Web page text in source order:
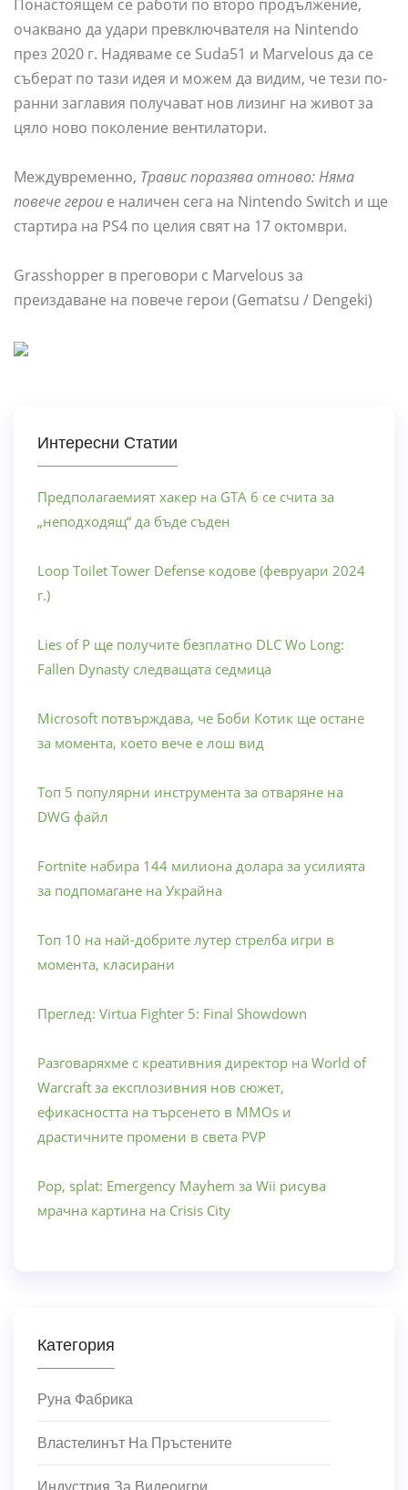
Понастоящем се работи по второ продължение,
очаквано да удари превключвателя на Nintendo
през 2020 г. Надяваме се Suda51 и Marvelous да се
съберат по тази идея и можем да видим, че тези по-
ранни заглавия получават нов лизинг на живот за
цяло ново поколение вентилатори.
Междувременно, Травис поразява отново: Няма
повече герои е наличен сега на Nintendo Switch и ще
стартира на PS4 по целия свят на 17 октомври.
Grasshopper в преговори с Marvelous за
преиздаване на повече герои (Gematsu / Dengeki)
Интересни Статии
Предполагаемият хакер на GTA 6 се счита за
„неподходящ“ да бъде съден
Loop Toilet Tower Defense кодове (февруари 2024
г.)
Lies of P ще получите безплатно DLC Wo Long:
Fallen Dynasty следващата седмица
Microsoft потвърждава, че Боби Котик ще остане
за момента, което вече е лош вид
Топ 5 популярни инструмента за отваряне на
DWG файл
Fortnite набира 144 милиона долара за усилията
за подпомагане на Украйна
Топ 10 на най-добрите лутер стрелба игри в
момента, класирани
Преглед: Virtua Fighter 5: Final Showdown
Разговаряхме с креативния директор на World of
Warcraft за експлозивния нов сюжет,
ефикасността на търсенето в MMOs и
драстичните промени в света PVP
Pop, splat: Emergency Mayhem за Wii рисува
мрачна картина на Crisis City
Категория
Руна Фабрика
Властелинът На Пръстените